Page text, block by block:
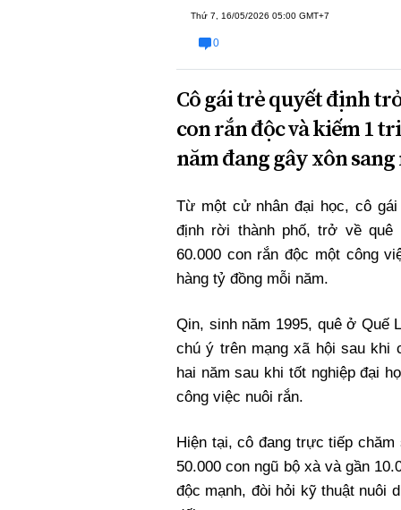
Thứ 7, 16/05/2026 05:00 GMT+7
0
Cô gái trẻ quyết định
con rắn độc và kiếm 1
năm đang gây xôn
Từ một cử nhân đại học, cô
định rời thành phố, trở về quê
60.000 con rắn độc một công
hàng tỷ đồng mỗi năm.
Qin, sinh năm 1995, quê ở Quế
chú ý trên mạng xã hội sau khi
hai năm sau khi tốt nghiệp đại
công việc nuôi rắn.
Hiện tại, cô đang trực tiếp
50.000 con ngũ bộ xà và gần
độc mạnh, đòi hỏi kỹ thuật nuôi